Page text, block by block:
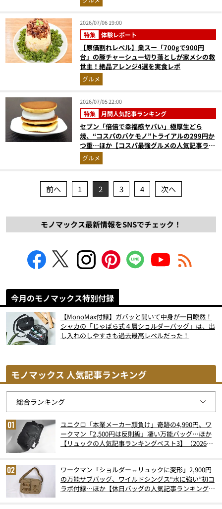
2026/07/06 19:00
特集 体験レポート
【原価割れレベル】業スー「700gで900円
台」の豚チャーシュー切り落としが家メシの救
世主！絶品アレンジ4選を実食レポ
グルメ
2026/07/05 22:00
特集 月間人気記事ランキング
セブン「倍倍で幸福感ヤバい」極厚生どら
焼、“コスパのバケモノ”トライアルの299円か
つ重…ほか【コスパ最強グルメの人気記事ラン
キングベスト3】（2026年5月版）
グルメ
前へ 1 2 3 4 次へ
モノマックス最新情報をSNSでチェック！
今月のモノマックス特別付録
【MonoMax付録】ガバッと開いて中身が一目瞭然！
シャカの「じゃばら式４層ショルダーバッグ」は、出
し入れのしやすさも過去最高レベルだった！
モノマックス 人気記事ランキング
ユニクロ「本業メーカー顔負け」奇跡の4,990円、ワ
ークマン「2,500円は反則級」凄い万能バッグ…ほか
【リュックの人気記事ランキングベスト3】（2026年
ワークマン「ショルダー⇔リュックに変形」2,900円
の万能サブバッグ、ワイルドシングス“水に強い”初コ
ラボ付録…ほか【休日バッグの人気記事ランキングベ